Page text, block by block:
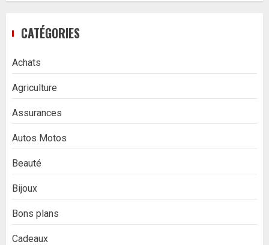
CATÉGORIES
Achats
Agriculture
Assurances
Autos Motos
Beauté
Bijoux
Bons plans
Cadeaux